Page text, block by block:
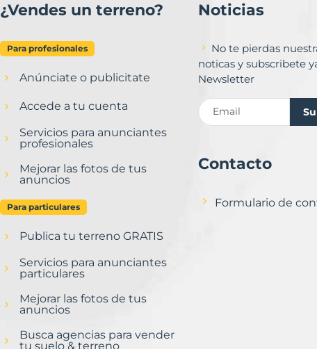
¿Vendes un terreno?
Para profesionales
Anúnciate o publicitate
Accede a tu cuenta
Servicios para anunciantes
profesionales
Mejorar las fotos de tus
anuncios
Para particulares
Publica tu terreno GRATIS
Servicios para anunciantes
particulares
Mejorar las fotos de tus
anuncios
Busca agencias para vender
tu suelo & terreno
Noticias
No te pierdas
noticas y subscribete
Newsletter
Contacto
Formulario de